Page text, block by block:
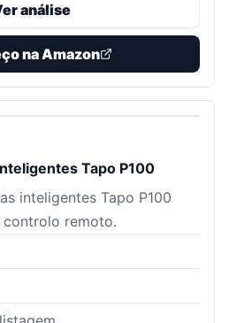
análise
na Amazon
Tapo P100
inteligentes Tapo P100
remoto.